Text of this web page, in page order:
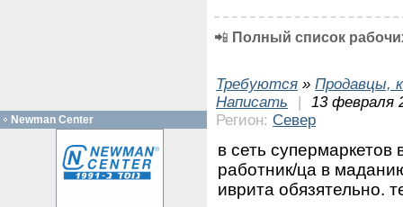
📲 Полный список
Требуются » Продавцы,
Написать
|
13 февраля
Регион: Север
в сеть супермаркетов
работник/ца в
иврита обязятельно.
Newman Center